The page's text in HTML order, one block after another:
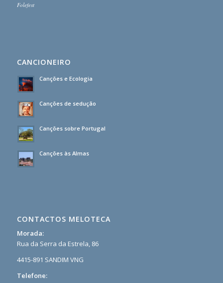
Folefest
CANCIONEIRO
Canções e Ecologia
Canções de sedução
Canções sobre Portugal
Canções às Almas
CONTACTOS MELOTECA
Morada:
Rua da Serra da Estrela, 86
4415-891 SANDIM VNG
Telefone: